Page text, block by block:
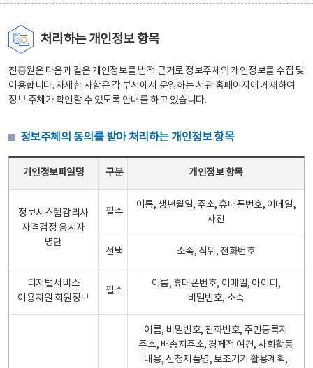
처리하는 개인정보 항목
진흥원은 다음과 같은 개인정보를 법적 근거로 정보주체의 개인정보를 수집 및
이용합니다. 자세한 사항은 각 부서에서 운영하는 서관 홈페이지에 게재하여
정보 주체가 확인할 수 있도록 안내를 하고 있습니다.
정보주체의 동의를 받아 처리하는 개인정보 항목
개인정보파일명 구분 개인정보 항목
정보시스템감리사
자격검정 응시자
명단
필수
이름, 생년월일, 주소, 휴대폰번호, 이메일,
사진
선택 소속, 직위, 전화번호
디지털서비스
이용지원 회원정보
필수
이름, 휴대폰번호, 이메일, 아이디,
비밀번호, 소속
이름, 비밀번호, 전화번호, 주민등록지
주소, 배송지주소, 경제적 여건, 사회활동
내용, 신청제품명, 보조기기 활용계획,